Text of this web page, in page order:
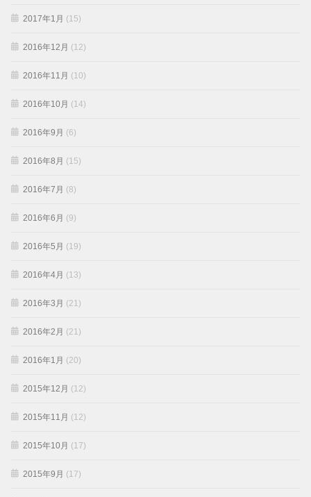
2017年1月 (15)
2016年12月 (12)
2016年11月 (10)
2016年10月 (14)
2016年9月 (6)
2016年8月 (15)
2016年7月 (8)
2016年6月 (9)
2016年5月 (19)
2016年4月 (13)
2016年3月 (21)
2016年2月 (21)
2016年1月 (20)
2015年12月 (12)
2015年11月 (12)
2015年10月 (17)
2015年9月 (17)